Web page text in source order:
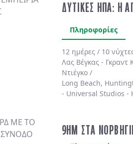
ΔΥΤΙΚΕΣ ΗΠΑ: Η
Πληροφορίες
12 ημέρες / 10
Λας Βέγκας- Γκραντ
Ντιέγκο /
Long Beach,
- Universal Studios -
9ΗΜ ΣΤΑ